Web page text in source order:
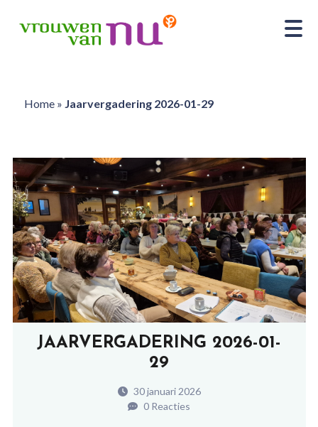
Home» Jaarvergadering 2026-01-29
JAARVERGADERING 2026-01-
29
30 januari 2026
0 Reacties